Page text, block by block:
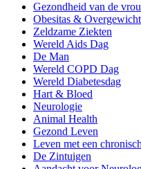
Gezondheid van de
Obesitas & Overgewicht
Zeldzame Ziekten
Wereld Aids Dag
De Man
Wereld COPD Dag
Wereld Diabetesdag
Hart & Bloed
Neurologie
Animal Health
Gezond Leven
Leven met een
De Zintuigen